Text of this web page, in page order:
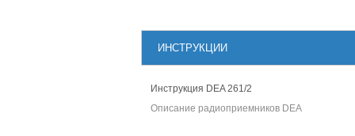
ИНСТРУКЦИИ
Инструкция DEA 261/2
Описание радиоприемников DEA